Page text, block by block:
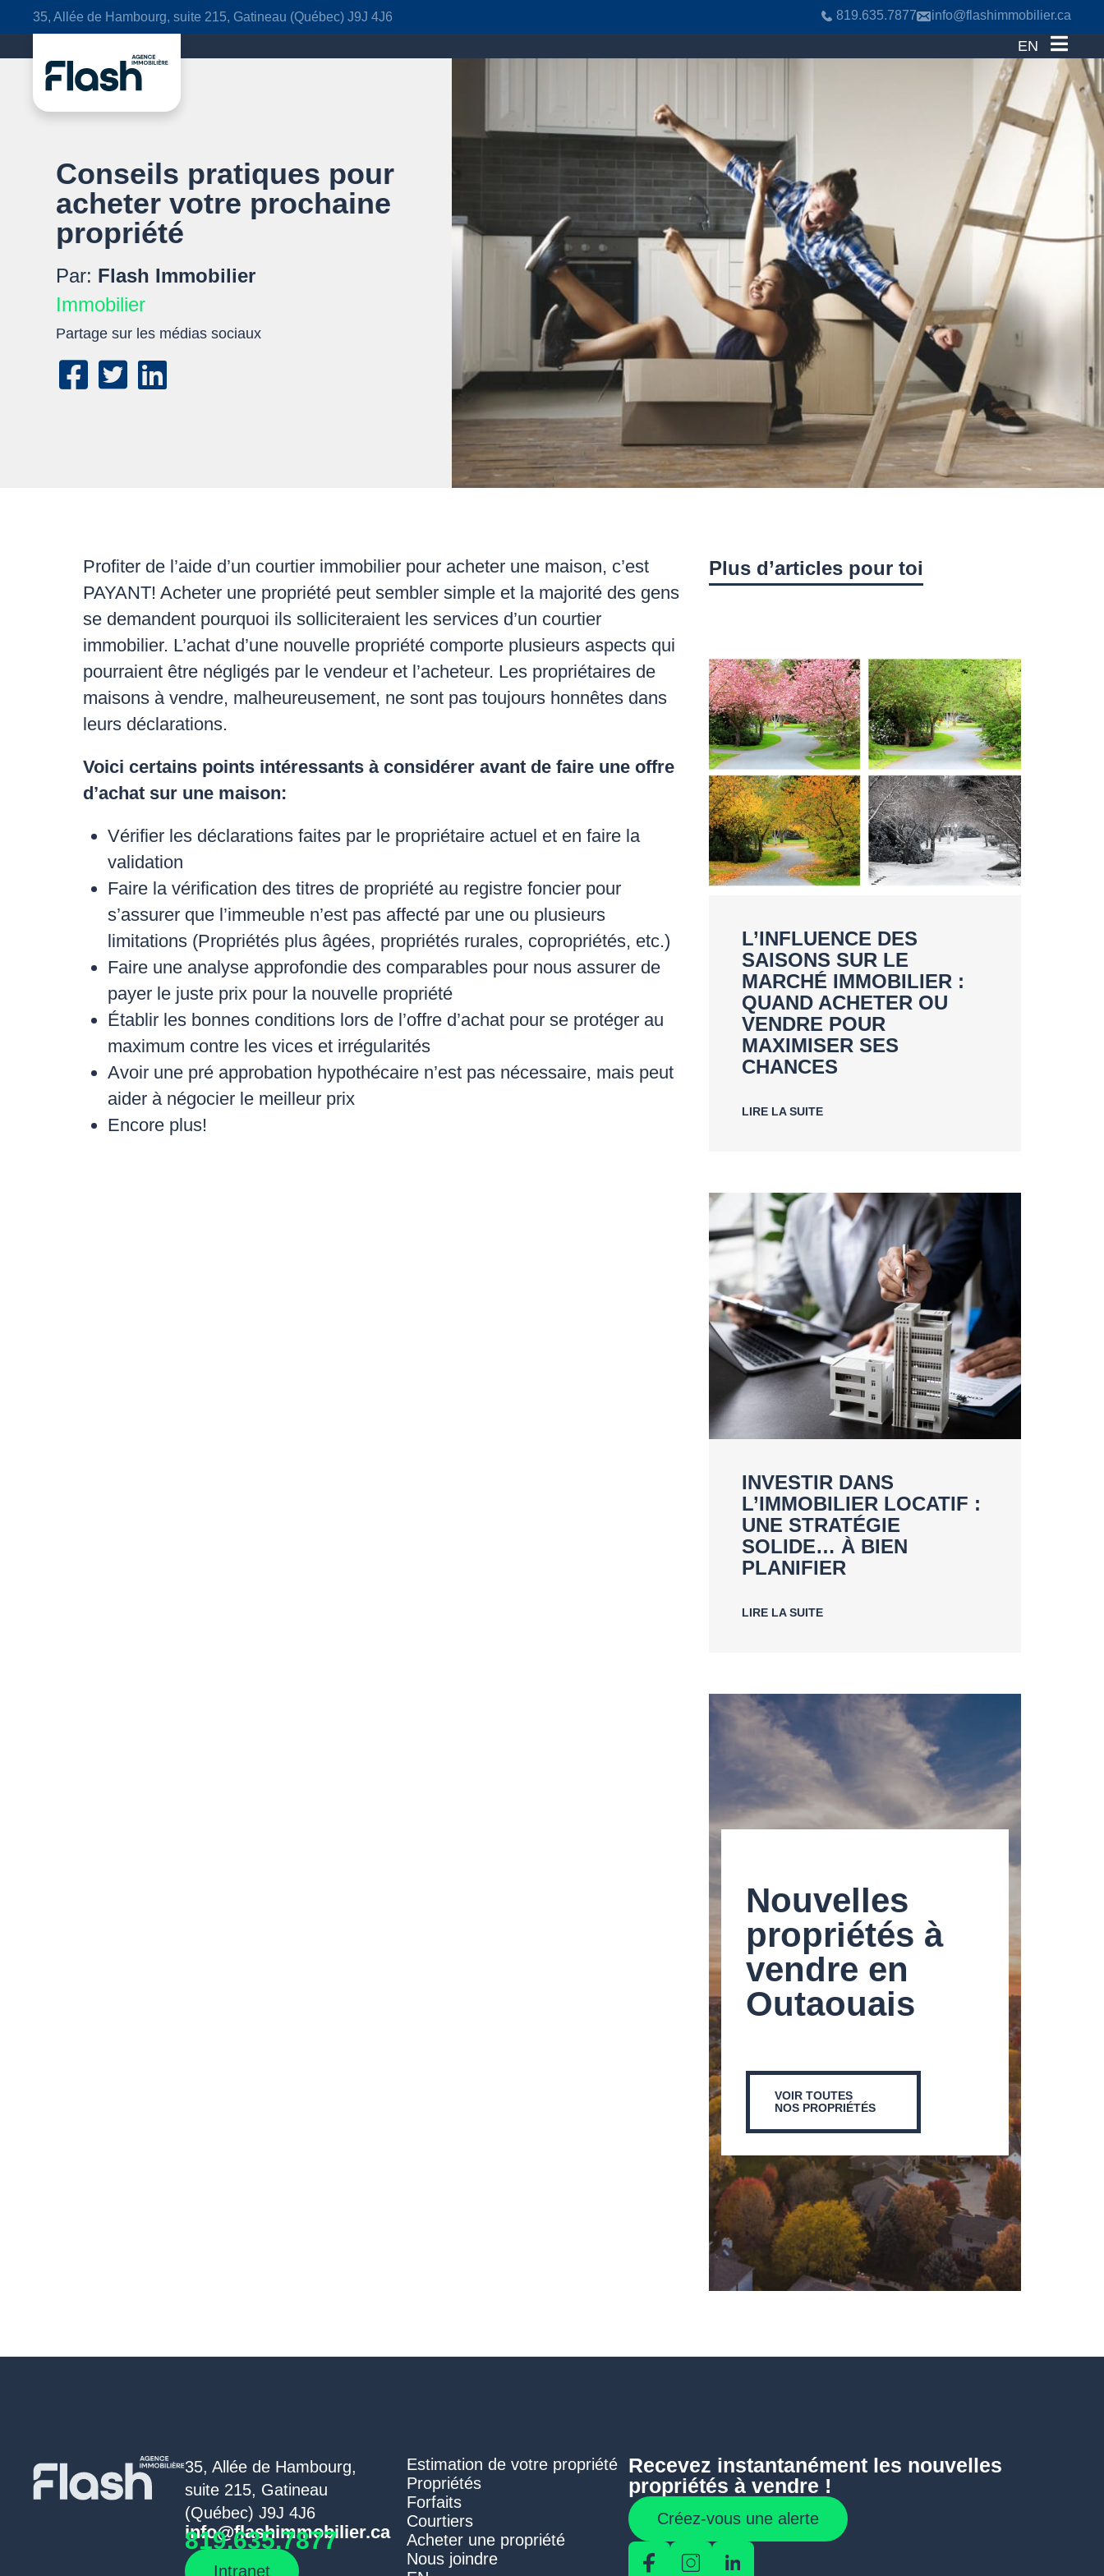
35, Allée de Hambourg, suite 215, Gatineau (Québec) J9J 4J6 819.635.7877 info@flashimmobilier.ca
EN
Conseils pratiques pour
acheter votre prochaine
propriété
Par: Flash Immobilier
Immobilier
Partage sur les médias sociaux
Facebook
Twitter
Profiter de l’aide d’un courtier immobilier pour acheter une maison, c’est
PAYANT! Acheter une propriété peut sembler simple et la majorité des gens
se demandent pourquoi ils solliciteraient les services d’un courtier
immobilier. L’achat d’une nouvelle propriété comporte plusieurs aspects qui
pourraient être négligés par le vendeur et l’acheteur. Les propriétaires de
maisons à vendre, malheureusement, ne sont pas toujours honnêtes dans
leurs déclarations.
Voici certains points intéressants à considérer avant de faire une offre
d’achat sur une maison:
Vérifier les déclarations faites par le propriétaire actuel et en faire la
validation
Faire la vérification des titres de propriété au registre foncier pour
s’assurer que l’immeuble n’est pas affecté par une ou plusieurs
limitations (Propriétés plus âgées, propriétés rurales, copropriétés, etc.)
Faire une analyse approfondie des comparables pour nous assurer de
payer le juste prix pour la nouvelle propriété
Établir les bonnes conditions lors de l’offre d’achat pour se protéger au
maximum contre les vices et irrégularités
Avoir une pré approbation hypothécaire n’est pas nécessaire, mais peut
aider à négocier le meilleur prix
Encore plus!
Plus d’articles pour toi
L’INFLUENCE DES
SAISONS SUR LE
MARCHÉ IMMOBILIER :
QUAND ACHETER OU
VENDRE POUR
MAXIMISER SES
CHANCES
LIRE LA SUITE
INVESTIR DANS
L’IMMOBILIER LOCATIF :
UNE STRATÉGIE
SOLIDE… À BIEN
PLANIFIER
LIRE LA SUITE
Nouvelles
propriétés à
vendre en
Outaouais
VOIR TOUTES
NOS PROPRIÉTÉS
35, Allée de Hambourg,
suite 215, Gatineau
(Québec) J9J 4J6
info@flashimmobilier.ca
819.635.7877
Intranet
Estimation de votre propriété
Propriétés
Forfaits
Courtiers
Acheter une propriété
Nous joindre
Recevez instantanément les nouvelles
propriétés à vendre !
Créez-vous une alerte